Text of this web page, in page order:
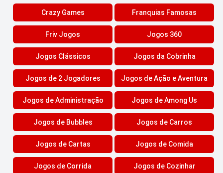
Crazy Games Franquias Famosas
Friv Jogos Jogos 360
Jogos Clássicos Jogos da Cobrinha
Jogos de 2 Jogadores Jogos de Ação e Aventura
Jogos de Administração Jogos de Among Us
Jogos de Bubbles Jogos de Carros
Jogos de Cartas Jogos de Comida
Jogos de Corrida Jogos de Cozinhar